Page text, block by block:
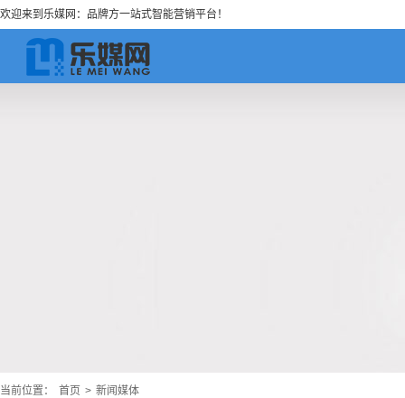
欢迎来到乐媒网：品牌方一站式智能营销平台！
当前位置： 首页 > 新闻媒体